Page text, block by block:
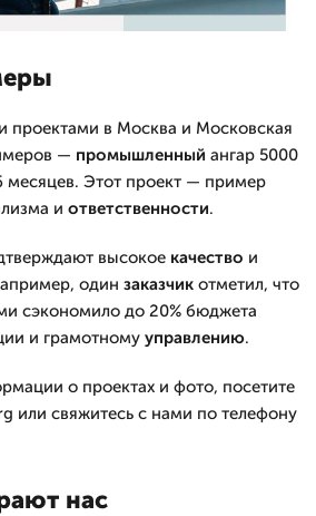
в Москва и Московская
— промышленный ангар 5000
месяцев. Этот проект — пример
и ответственности.
высокое качество и
один заказчик отметил, что
сэкономило до 20% бюджета
и грамотному управлению.
о проектах и фото, посетите
или свяжитесь с нами по телефону
нас